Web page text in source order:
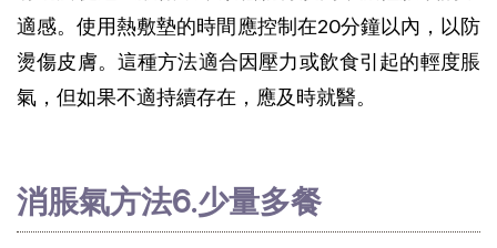
適感。使用熱敷墊的時間應控制在20分鐘以內，以防
燙傷皮膚。這種方法適合因壓力或飲食引起的輕度脹
氣，但如果不適持續存在，應及時就醫。
消脹氣方法6.少量多餐